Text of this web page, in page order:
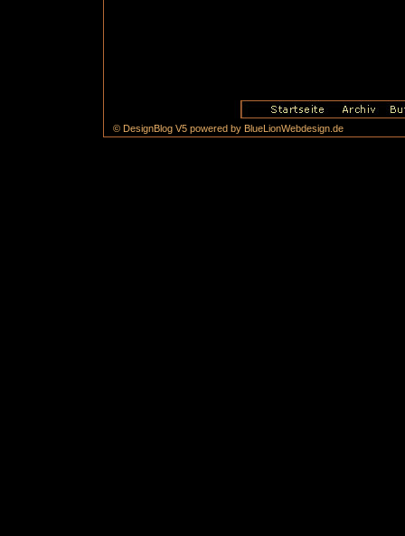
© DesignBlog V5 powered by BlueLionWebdesign.de